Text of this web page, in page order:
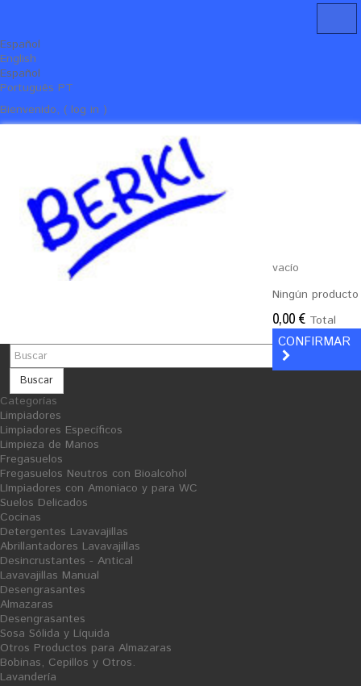
Español
English
Español
Português PT
Bienvenido, ( log in )
Buscar
Categorías
Limpiadores
Limpiadores Específicos
Limpieza de Manos
Fregasuelos
Fregasuelos Neutros con Bioalcohol
LImpiadores con Amoniaco y para WC
Suelos Delicados
Cocinas
Detergentes Lavavajillas
Abrillantadores Lavavajillas
Desincrustantes - Antical
Lavavajillas Manual
Desengrasantes
Almazaras
Desengrasantes
Sosa Sólida y Líquida
Otros Productos para Almazaras
Bobinas, Cepillos y Otros.
Lavandería
vacío
Ningún producto
0,00 € Total
CONFIRMAR
Lavandería